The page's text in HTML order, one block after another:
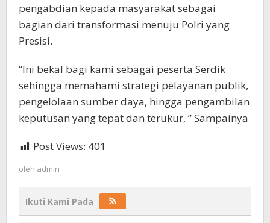
pengabdian kepada masyarakat sebagai
bagian dari transformasi menuju Polri yang
Presisi.
“Ini bekal bagi kami sebagai peserta Serdik
sehingga memahami strategi pelayanan publik,
pengelolaan sumber daya, hingga pengambilan
keputusan yang tepat dan terukur, ” Sampainya
Post Views: 401
oleh admin
Ikuti Kami Pada